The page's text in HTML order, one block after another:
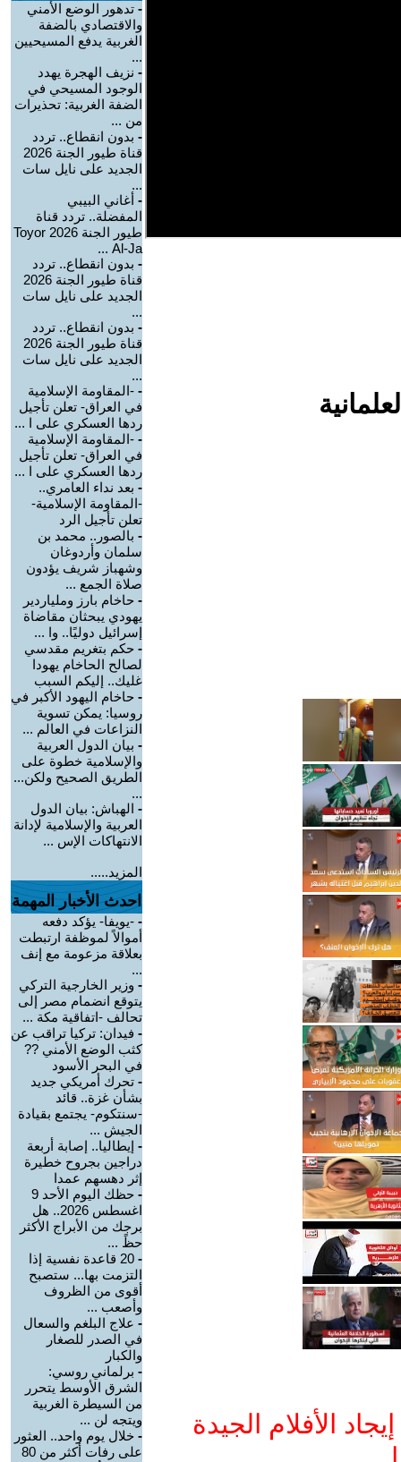
الأفلام الجيدة
- تدهور الوضع الأمني
والاقتصادي بالضفة
الغربية يدفع المسيحيين
...
- نزيف الهجرة يهدد
الوجود المسيحي في
الضفة الغربية: تحذيرات
من ...
- بدون انقطاع.. تردد
قناة طيور الجنة 2026
الجديد على نايل سات
...
- أغاني البيبي
المفضلة.. تردد قناة
طيور الجنة 2026 Toyor
Al-Ja ...
- بدون انقطاع.. تردد
قناة طيور الجنة 2026
الجديد على نايل سات
...
- بدون انقطاع.. تردد
قناة طيور الجنة 2026
الجديد على نايل سات
...
- -المقاومة الإسلامية
في العراق- تعلن تأجيل
ردها العسكري على ا ...
- -المقاومة الإسلامية
في العراق- تعلن تأجيل
ردها العسكري على ا ...
- بعد نداء العامري..
-المقاومة الإسلامية-
تعلن تأجيل الرد
- بالصور.. محمد بن
سلمان وأردوغان
وشهباز شريف يؤدون
صلاة الجمع ...
- حاخام بارز وملياردير
يهودي يبحثان مقاضاة
إسرائيل دوليًا.. وا ...
- حكم بتغريم مقدسي
لصالح الحاخام يهودا
غليك.. إليكم السبب
- حاخام اليهود الأكبر في
روسيا: يمكن تسوية
النزاعات في العالم ...
- بيان الدول العربية
والإسلامية خطوة على
الطريق الصحيح ولكن...
...
- الهباش: بيان الدول
العربية والإسلامية لإدانة
الانتهاكات الإس ...
المزيد.....
احدث الأخبار المهمة
- -يويفا- يؤكد دفعه
أموالاً لموظفة ارتبطت
بعلاقة مزعومة مع إنف
...
- وزير الخارجية التركي
يتوقع انضمام مصر إلى
تحالف -اتفاقية مكة ...
- فيدان: تركيا تراقب عن
كثب الوضع الأمني ??
في البحر الأسود
- تحرك أمريكي جديد
بشأن غزة.. قائد
-سنتكوم- يجتمع بقيادة
الجيش ...
- إيطاليا.. إصابة أربعة
دراجين بجروح خطيرة
إثر دهسهم عمدا
-
حظك اليوم الأحد 9
اغسطس 2026.. هل
برجك من الأبراج الأكثر
حظً ...
-
20 قاعدة نفسية إذا
التزمت بها... ستصبح
أقوى من الظروف
وأصعب ...
- علاج البلغم والسعال
في الصدر للصغار
والكبار
- برلماني روسي:
الشرق الأوسط يتحرر
من السيطرة الغربية
ويتجه لن ...
- خلال يوم واحد.. العثور
على رفات أكثر من 80